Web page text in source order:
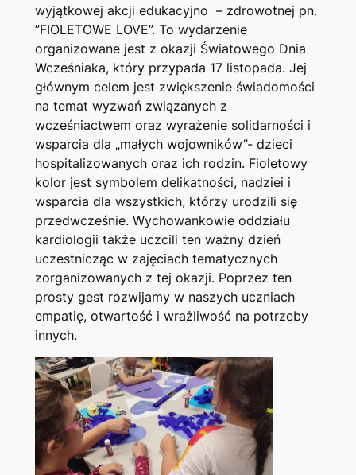
wyjątkowej akcji edukacyjno – zdrowotnej pn.
”FIOLETOWE LOVE”. To wydarzenie
organizowane jest z okazji Światowego Dnia
Wcześniaka, który przypada 17 listopada. Jej
głównym celem jest zwiększenie świadomości
na temat wyzwań związanych z
wcześniactwem oraz wyrażenie solidarności i
wsparcia dla „małych wojowników”- dzieci
hospitalizowanych oraz ich rodzin. Fioletowy
kolor jest symbolem delikatności, nadziei i
wsparcia dla wszystkich, którzy urodzili się
przedwcześnie. Wychowankowie oddziału
kardiologii także uczcili ten ważny dzień
uczestnicząc w zajęciach tematycznych
zorganizowanych z tej okazji. Poprzez ten
prosty gest rozwijamy w naszych uczniach
empatię, otwartość i wrażliwość na potrzeby
innych.